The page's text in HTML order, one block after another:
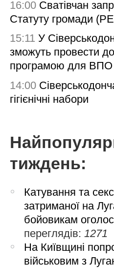
16:00 Сватівчан
Статуту громади
15:11 У
зможуть провести
програмою для ВПО
14:00
гігієнічні набори
тиждень:
Катування та
затриманої на
бойовикам
переглядів: 1271
На Київщині
військовим з